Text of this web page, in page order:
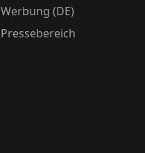
Werbung (DE)
Pressebereich